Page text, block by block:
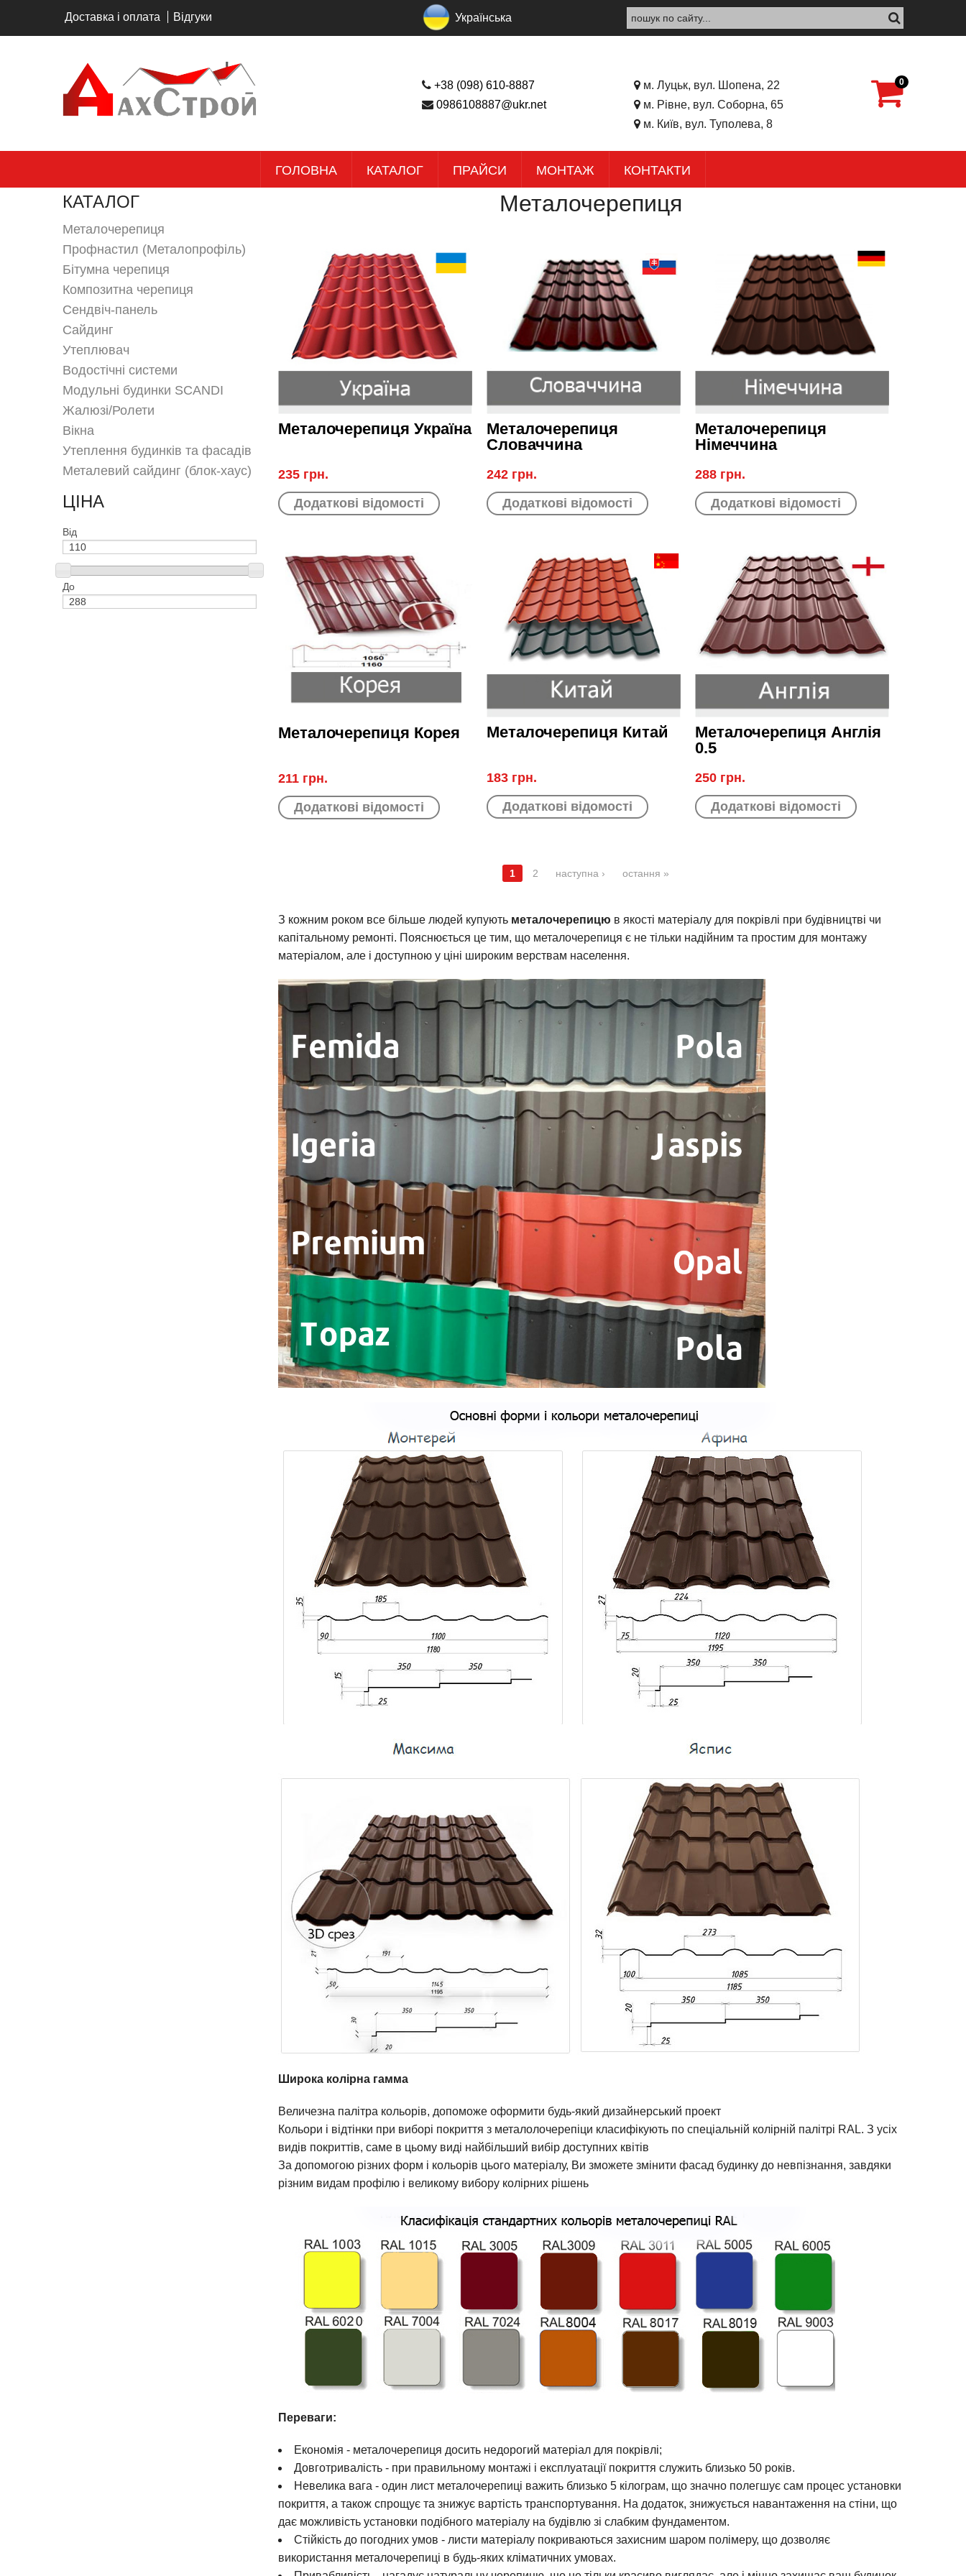
Доставка і оплата Відгуки Українська
+38 (098) 610-8887
0986108887@ukr.net
м. Луцьк, вул. Шопена, 22
м. Рівне, вул. Соборна, 65
м. Київ, вул. Туполева, 8
0
ГОЛОВНА КАТАЛОГ ПРАЙСИ МОНТАЖ КОНТАКТИ
КАТАЛОГ
Металочерепиця
Профнастил (Металопрофіль)
Бітумна черепиця
Композитна черепиця
Сендвіч-панель
Сайдинг
Утеплювач
Водостічні системи
Модульні будинки SCANDI
Жалюзі/Ролети
Вікна
Утеплення будинків та фасадів
Металевий сайдинг (блок-хаус)
ЦІНА
Від
До
Металочерепиця
Металочерепиця Україна
235 грн.
Додаткові відомості
Металочерепиця
Словаччина
242 грн.
Додаткові відомості
Металочерепиця
Німеччина
288 грн.
Додаткові відомості
Металочерепиця Корея
211 грн.
Додаткові відомості
Металочерепиця Китай
183 грн.
Додаткові відомості
Металочерепиця Англія
0.5
250 грн.
Додаткові відомості
1 2 наступна › остання »
З кожним роком все більше людей купують металочерепицю в якості матеріалу для покрівлі при будівництві чи
капітальному ремонті. Пояснюється це тим, що металочерепиця є не тільки надійним та простим для монтажу
матеріалом, але і доступною у ціні широким верствам населення.
Широка колірна гамма
Величезна палітра кольорів, допоможе оформити будь-який дизайнерський проект
Кольори і відтінки при виборі покриття з металолочерепіци класифікують по спеціальній колірній палітрі RAL. З усіх
видів покриттів, саме в цьому виді найбільший вибір доступних квітів
За допомогою різних форм і кольорів цього матеріалу, Ви зможете змінити фасад будинку до невпізнання, завдяки
різним видам профілю і великому вибору колірних рішень
Переваги:
Економія - металочерепиця досить недорогий матеріал для покрівлі;
Довготривалість - при правильному монтажі і експлуатації покриття служить близько 50 років.
Невелика вага - один лист металочерепиці важить близько 5 кілограм, що значно полегшує сам процес установки
покриття, а також спрощує та знижує вартість транспортування. На додаток, знижується навантаження на стіни, що
дає можливість установки подібного матеріалу на будівлю зі слабким фундаментом.
Стійкість до погодних умов - листи матеріалу покриваються захисним шаром полімеру, що дозволяє
використання металочерепиці в будь-яких кліматичних умовах.